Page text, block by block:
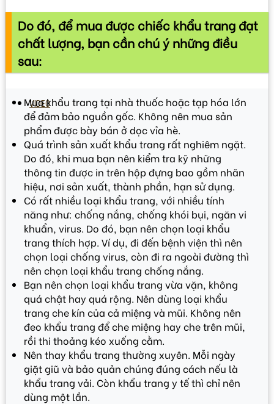
Bảo Quản Thực Phẩm
VIDEO
Do đó, để mua được chiếc khẩu trang đạt
chất lượng, bạn cần chú ý những điều
sau:
Mua khẩu trang tại nhà thuốc hoặc tạp hóa lớn
để đảm bảo nguồn gốc. Không nên mua sản
phẩm được bày bán ở dọc vỉa hè.
Quá trình sản xuất khẩu trang rất nghiêm ngặt.
Do đó, khi mua bạn nên kiểm tra kỹ những
thông tin được in trên hộp đựng bao gồm nhãn
hiệu, nơi sản xuất, thành phần, hạn sử dụng.
Có rất nhiều loại khẩu trang, với nhiều tính
năng như: chống nắng, chống khói bụi, ngăn vi
khuẩn, virus. Do đó, bạn nên chọn loại khẩu
trang thích hợp. Ví dụ, đi đến bệnh viện thì nên
chọn loại chống virus, còn đi ra ngoài đường thì
nên chọn loại khẩu trang chống nắng.
Bạn nên chọn loại khẩu trang vừa vặn, không
quá chật hay quá rộng. Nên dùng loại khẩu
trang che kín của cả miệng và mũi. Không nên
đeo khẩu trang để che miệng hay che trên mũi,
rồi thi thoảng kéo xuống cằm.
Nên thay khẩu trang thường xuyên. Mỗi ngày
giặt giũ và bảo quản chúng đúng cách nếu là
khẩu trang vải. Còn khẩu trang y tế thì chỉ nên
dùng một lần.